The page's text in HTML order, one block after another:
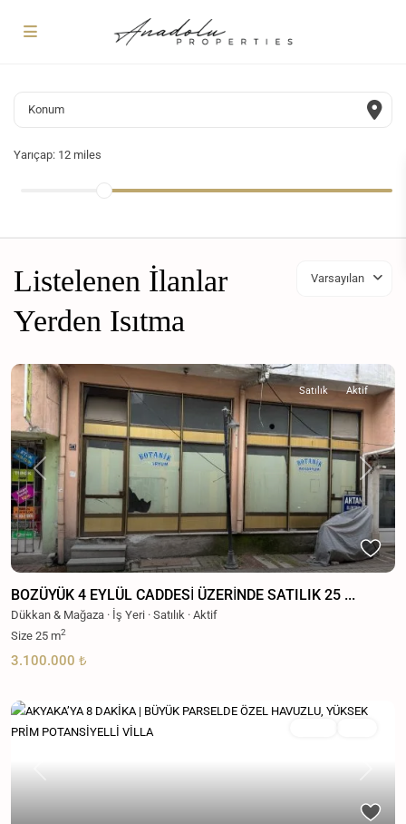
Yarıçap: 12 miles
Varsayılan
Listelenen İlanlar
Yerden Isıtma
Previous Next
Satılık Aktif
BOZÜYÜK 4 EYLÜL CADDESİ ÜZERİNDE SATILIK 25 ...
Dükkan & Mağaza · İş Yeri · Satılık · Aktif
Size 25 m2
3.100.000 ₺
Previous Next